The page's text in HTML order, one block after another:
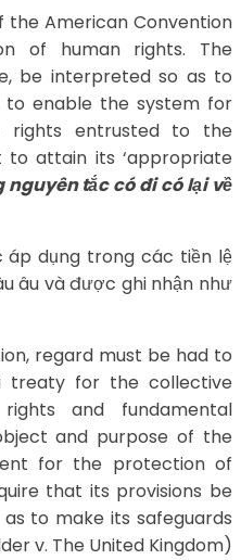
American Convention
of human rights. The
be interpreted so as to
enable the system for
rights entrusted to the
to attain its ‘appropriate
nguyên tắc có đi có lại về
áp dụng trong các tiền lệ
âu và được ghi nhận như
regard must be had to
treaty for the collective
and fundamental
and purpose of the
for the protection of
that its provisions be
to make its safeguards
v. The United Kingdom)